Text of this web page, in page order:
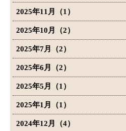
2025年11月（1）
2025年10月（2）
2025年7月（2）
2025年6月（2）
2025年5月（1）
2025年1月（1）
2024年12月（4）